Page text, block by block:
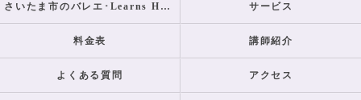
さいたま市のバレエ･Learns Happilyのお客様の声 サービス
料金表 講師紹介
よくある質問 アクセス